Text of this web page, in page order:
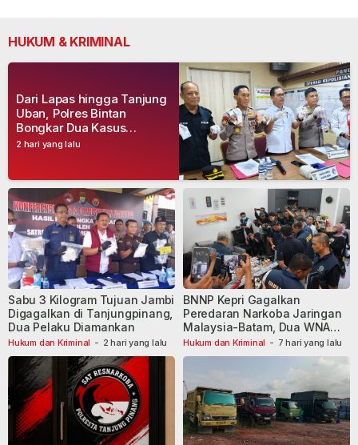
HUKUM & KRIMINAL
2 hari yang lalu
Dari Lapas hingga Tanjung
Uban, Polres Bintan
Bongkar Dua Kasus
Narkoba, Empat Tersangka
Hukum dan Kriminal - 2 hari yang lalu
Sabu 3 Kilogram Tujuan Jambi
Digagalkan di Tanjungpinang,
Dua Pelaku Diamankan
Hukum dan Kriminal - 7 hari yang lalu
BNNP Kepri Gagalkan
Peredaran Narkoba Jaringan
Malaysia-Batam, Dua WNA
Masih Diburu